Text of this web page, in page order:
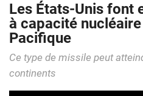
Les États-Unis font
à capacité
Pacifique
Ce type de missile peut
continents